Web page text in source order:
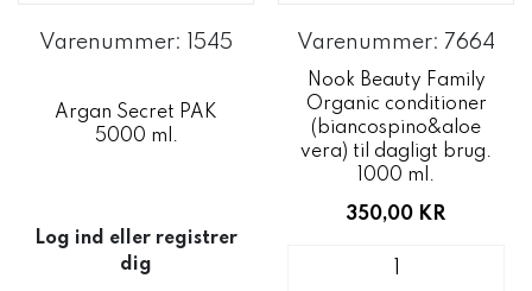
Varenummer: 1545
Argan Secret PAK
5000 ml.
Log ind eller registrer
dig
Varenummer: 7664
Nook Beauty Family
Organic conditioner
(biancospino&aloe
vera) til dagligt brug.
1000 ml.
350,00 KR